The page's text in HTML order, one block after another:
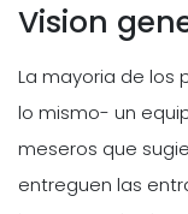
Vision
La mayoria de los
lo mismo- un
meseros que
entreguen las